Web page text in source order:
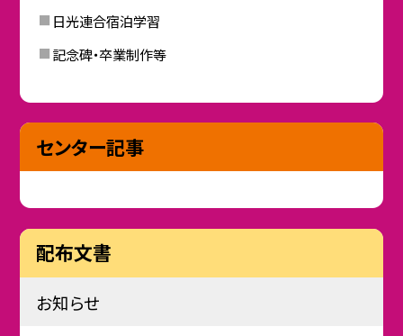
日光連合宿泊学習
記念碑・卒業制作等
センター記事
配布文書
お知らせ